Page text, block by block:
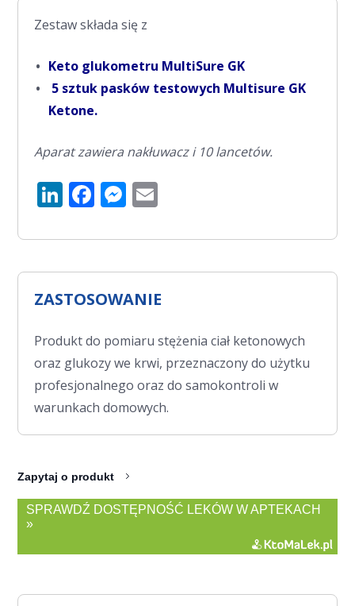
Zestaw składa się z
Keto glukometru MultiSure GK
5 sztuk pasków testowych Multisure GK
Ketone.
Aparat zawiera nakłuwacz i 10 lancetów.
LinkedIn
Facebook
Messenger
ZASTOSOWANIE
Produkt do pomiaru stężenia ciał ketonowych
oraz glukozy we krwi, przeznaczony do użytku
profesjonalnego oraz do samokontroli w
warunkach domowych.
Zapytaj o produkt
SPRAWDŹ DOSTĘPNOŚĆ LEKÓW W APTEKACH
»